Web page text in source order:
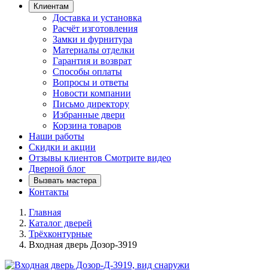
Клиентам
Доставка и установка
Расчёт изготовления
Замки и фурнитура
Материалы отделки
Гарантия и возврат
Способы оплаты
Вопросы и ответы
Новости компании
Письмо директору
Избранные двери
Корзина товаров
Наши работы
Скидки и акции
Отзывы клиентов Смотрите видео
Дверной блог
Вызвать мастера
Контакты
Главная
Каталог дверей
Трёхконтурные
Входная дверь Дозор-3919